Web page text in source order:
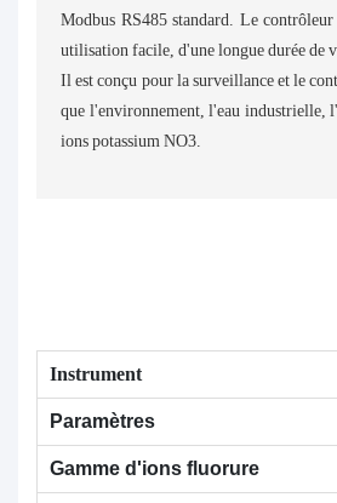
Modbus RS485 standard. Le
utilisation facile, d'une longue durée de
Il est conçu pour la surveillance et le
que l'environnement, l'eau industrielle,
ions potassium NO3.
Instrument
Paramètres
Gamme d'ions fluorure